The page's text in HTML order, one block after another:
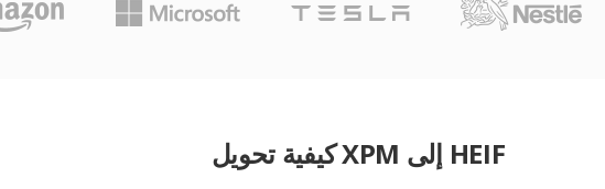
كيفية تحويل XPM إلى HEIF